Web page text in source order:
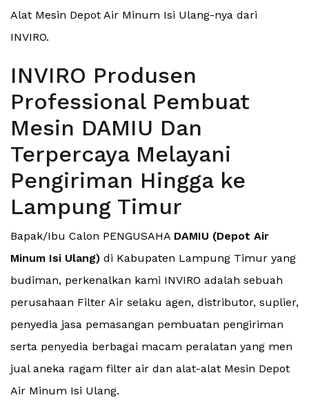
Alat Mesin Depot Air Minum Isi Ulang-nya dari
INVIRO.
INVIRO Produsen
Professional Pembuat
Mesin DAMIU Dan
Terpercaya Melayani
Pengiriman Hingga ke
Lampung Timur
Bapak/Ibu Calon PENGUSAHA DAMIU (Depot Air
Minum Isi Ulang) di Kabupaten Lampung Timur yang
budiman, perkenalkan kami INVIRO adalah sebuah
perusahaan Filter Air selaku agen, distributor, suplier,
penyedia jasa pemasangan pembuatan pengiriman
serta penyedia berbagai macam peralatan yang men
jual aneka ragam filter air dan alat-alat Mesin Depot
Air Minum Isi Ulang.